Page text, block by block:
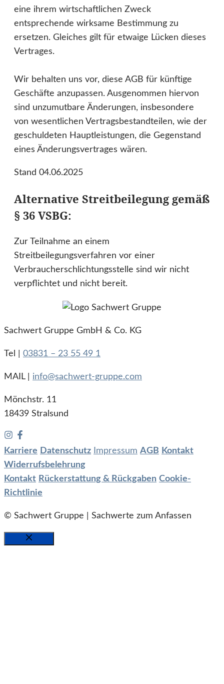
eine ihrem wirtschaftlichen Zweck
entsprechende wirksame Bestimmung zu
ersetzen. Gleiches gilt für etwaige Lücken dieses
Vertrages.
Wir behalten uns vor, diese AGB für künftige
Geschäfte anzupassen. Ausgenommen hiervon
sind unzumutbare Änderungen, insbesondere
von wesentlichen Vertragsbestandteilen, wie der
geschuldeten Hauptleistungen, die Gegenstand
eines Änderungsvertrages wären.
Stand 04.06.2025
Alternative Streitbeilegung gemäß
§ 36 VSBG:
Zur Teilnahme an einem
Streitbeilegungsverfahren vor einer
Verbraucherschlichtungsstelle sind wir nicht
verpflichtet und nicht bereit.
Sachwert Gruppe GmbH & Co. KG
Tel | 03831 – 23 55 49 1
MAIL | info@sachwert-gruppe.com
Mönchstr. 11
18439 Stralsund
Karriere Datenschutz Impressum AGB Kontakt
Widerrufsbelehrung
Kontakt Rückerstattung & Rückgaben Cookie-
Richtlinie
© Sachwert Gruppe | Sachwerte zum Anfassen
SCHLIESSEN